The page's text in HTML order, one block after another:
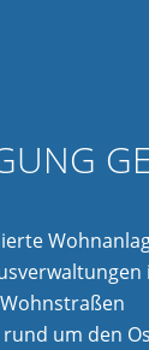
um den